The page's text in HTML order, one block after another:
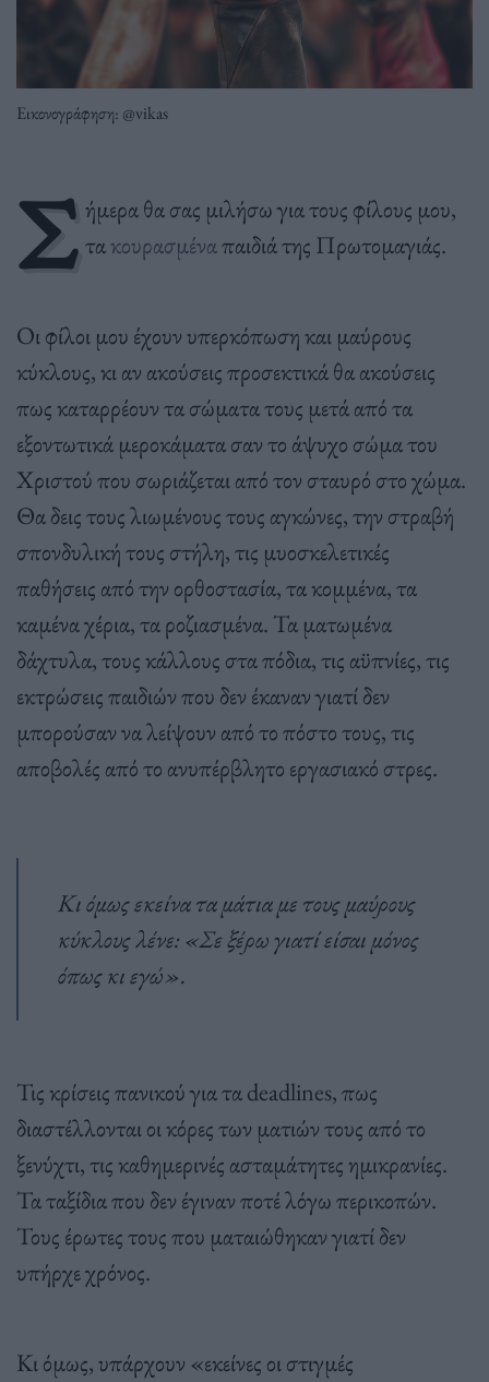
Εικονογράφηση: @vikas
Σ ήμερα θα σας μιλήσω για τους φίλους μου,
τακουρασμέναπαιδιά της Πρωτομαγιάς.
Οι φίλοι μου έχουν υπερκόπωση και μαύρους
κύκλους, κι αν ακούσεις προσεκτικά θα ακούσεις
πως καταρρέουν τα σώματα τους μετά από τα
εξοντωτικά μεροκάματα σαν το άψυχο σώμα του
Χριστού που σωριάζεται από τον σταυρό στο χώμα.
Θα δεις τους λιωμένους τους αγκώνες, την στραβή
σπονδυλική τους στήλη, τις μυοσκελετικές
παθήσεις από την ορθοστασία, τα κομμένα, τα
καμένα χέρια, τα ροζιασμένα. Τα ματωμένα
δάχτυλα, τους κάλλους στα πόδια, τις αϋπνίες, τις
εκτρώσεις παιδιών που δεν έκαναν γιατί δεν
μπορούσαν να λείψουν από το πόστο τους, τις
αποβολές από το ανυπέρβλητο εργασιακό στρες.
Κι όμως εκείνα τα μάτια με τους μαύρους
κύκλους λένε: «Σε ξέρω γιατί είσαι μόνος
όπως κι εγώ».
Τις κρίσεις πανικού για τα deadlines, πως
διαστέλλονται οι κόρες των ματιών τους από το
ξενύχτι, τις καθημερινές ασταμάτητες ημικρανίες.
Τα ταξίδια που δεν έγιναν ποτέ λόγω περικοπών.
Τους έρωτες τους που ματαιώθηκαν γιατί δεν
υπήρχε χρόνος.
Κι όμως, υπάρχουν «εκείνες οι στιγμές